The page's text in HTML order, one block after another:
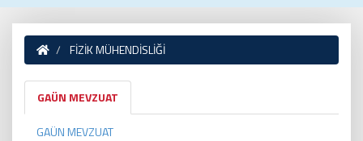
FİZİK MÜHENDİSLİĞİ
GAÜN MEVZUAT
GAÜN MEVZUAT